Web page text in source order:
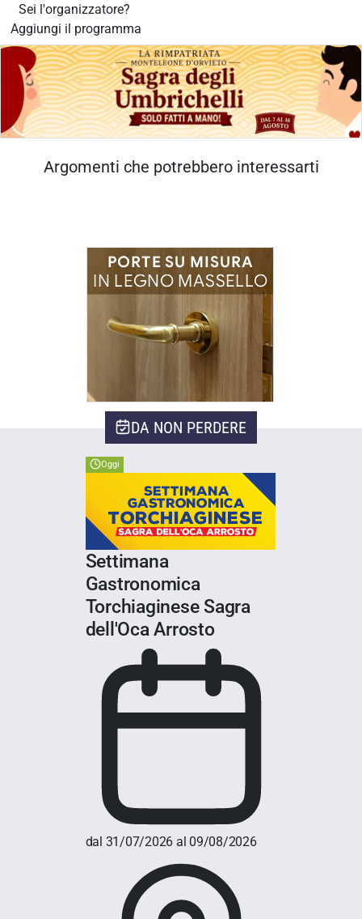
DA NON PERDERE
Oggi
Settimana
Gastronomica
Torchiaginese Sagra
dell'Oca Arrosto
dal 31/07/2026 al 09/08/2026
Sei l'organizzatore?
Aggiungi il programma
Argomenti che potrebbero interessarti